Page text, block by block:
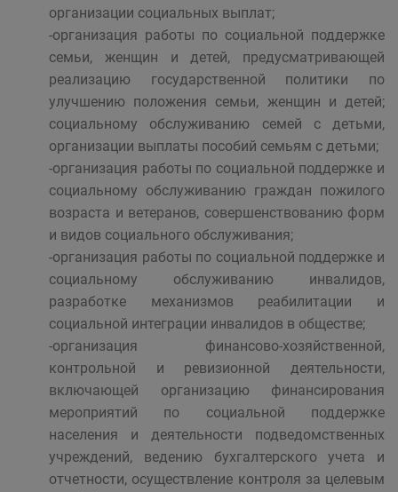
организации социальных выплат;
-организация работы по социальной поддержке
семьи, женщин и детей, предусматривающей
реализацию государственной политики по
улучшению положения семьи, женщин и детей;
социальному обслуживанию семей с детьми,
организации выплаты пособий семьям с детьми;
-организация работы по социальной поддержке и
социальному обслуживанию граждан пожилого
возраста и ветеранов, совершенствованию форм
и видов социального обслуживания;
-организация работы по социальной поддержке и
социальному обслуживанию инвалидов,
разработке механизмов реабилитации и
социальной интеграции инвалидов в обществе;
-организация финансово-хозяйственной,
контрольной и ревизионной деятельности,
включающей организацию финансирования
мероприятий по социальной поддержке
населения и деятельности подведомственных
учреждений, ведению бухгалтерского учета и
отчетности, осуществление контроля за целевым